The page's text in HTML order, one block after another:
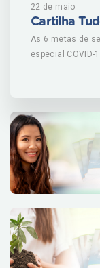
22 de maio
Cartilha
As 6 metas de
especial COVID-19.